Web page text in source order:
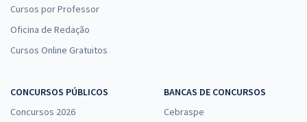
Cursos por Professor
Oficina de Redação
Cursos Online Gratuitos
CONCURSOS PÚBLICOS
Concursos 2026
BANCAS DE CONCURSOS
Cebraspe